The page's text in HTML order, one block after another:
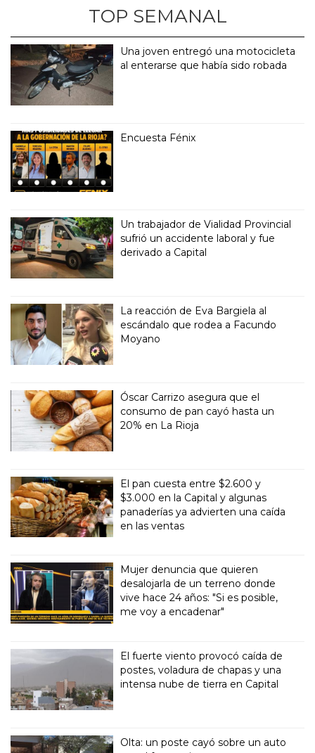
TOP SEMANAL
Una joven entregó una motocicleta
al enterarse que había sido robada
Encuesta Fénix
Un trabajador de Vialidad Provincial
sufrió un accidente laboral y fue
derivado a Capital
La reacción de Eva Bargiela al
escándalo que rodea a Facundo
Moyano
Óscar Carrizo asegura que el
consumo de pan cayó hasta un
20% en La Rioja
El pan cuesta entre $2.600 y
$3.000 en la Capital y algunas
panaderías ya advierten una caída
en las ventas
Mujer denuncia que quieren
desalojarla de un terreno donde
vive hace 24 años: "Si es posible,
me voy a encadenar"
El fuerte viento provocó caída de
postes, voladura de chapas y una
intensa nube de tierra en Capital
Olta: un poste cayó sobre un auto